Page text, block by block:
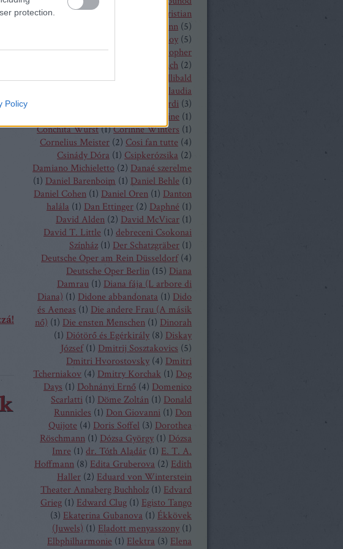
protection.
Policy
(4 Chrisopher Maltman
Christian
Christian Thielemann (5)
Christof Loy (5)
Christopher Maltman
Christopher
Christoph Eschenbach (2)
Christoph Pohl(4)Christoph Willibald
Claudia
Claudio Monteverdi (3)
Clémentine Margaine (1)
Conchita Wurst(1)Corinne Winters (1)
Cornelius Meister (2) Cosi fan tutte (4)
Csinády Dóra (1) Csipkerózsika (2)
Damiano Michieletto (2) Danaé szerelme
(1) Daniel Barenboim (1) Daniel Behle (1)
Daniel Cohen (1) Daniel Oren (1) Danton
halála (1) Dan Ettinger (2) Daphné (1)
David Alden (2) David McVicar (1)
David T. Little (1) debreceni Csokonai
Színház (1) Der Schatzgräber (1)
Deutsche Oper am Rein Düsseldorf (4)
Deutsche Oper Berlin (15) Diana
Damrau (1) Diana fája (L arbore di
Diana) (1) Didone abbandonata (1) Dido
és Aeneas (1) Die andere Frau (A másik
nő) (1) Die ensten Menschen (1) Dinorah
(1) Diótörő és Egérkirály (8) Diskay
József (1) Dmitrij Sosztakovics (5)
Dmitri Hvorostovsky (4) Dmitri
Tcherniakov (4) Dmitry Korchak (1) Dog
Days (1) Dohnányi Ernő (4) Domenico
Scarlatti (1) Döme Zoltán (1) Donald
Runnicles (1) Don Giovanni (1) Don
Quijote (4) Doris Soffel (3) Dorothea
Röschmann (1) Dózsa György (1) Dózsa
Imre (1) dr. Tóth Aladár (1) E. T. A.
Hoffmann (8) Edita Gruberova (2) Edith
Haller (2) Eduard von Winterstein
Theater Annaberg Buchholz (1) Edvard
Grieg (1) Edward Clug (1) Egisto Tango
(3) Ekaterina Gubanova (1) Ékkövek
(Juwels) (1) Eladott menyasszony (1)
Elbphilharmonie (1) Elektra (3) Elena